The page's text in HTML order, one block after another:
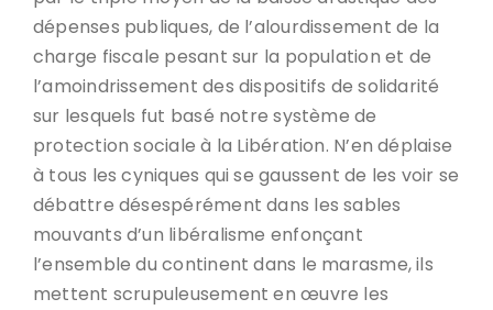
dépenses publiques, de l’alourdissement de la
charge fiscale pesant sur la population et de
l’amoindrissement des dispositifs de solidarité
sur lesquels fut basé notre système de
protection sociale à la Libération. N’en déplaise
à tous les cyniques qui se gaussent de les voir se
débattre désespérément dans les sables
mouvants d’un libéralisme enfonçant
l’ensemble du continent dans le marasme, ils
mettent scrupuleusement en œuvre les